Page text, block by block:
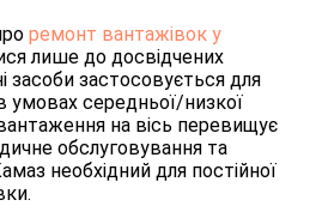
ремонт вантажівок у
лише до досвідчених
засоби застосовується для
середньої/низкої
на вісь перевищує
обслуговування та
необхідний для постійної